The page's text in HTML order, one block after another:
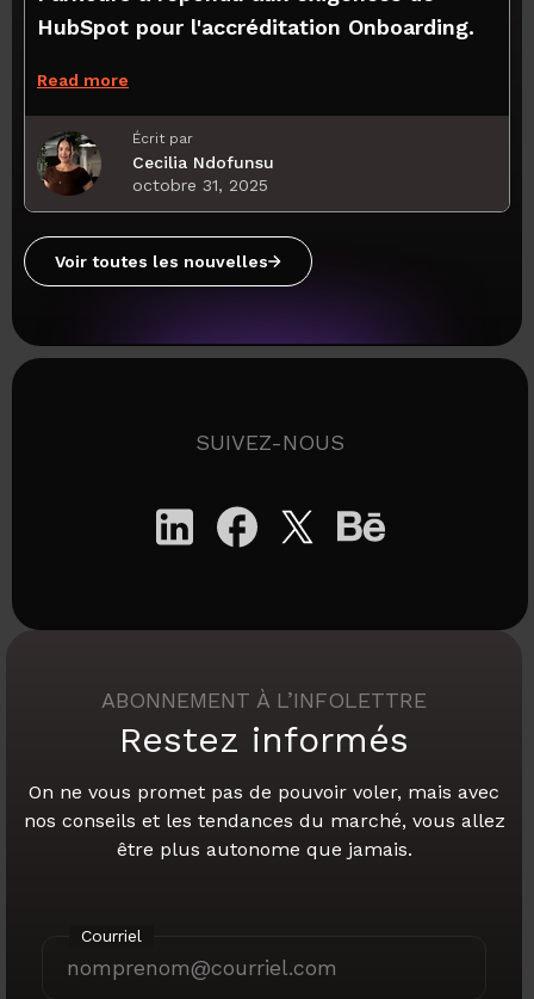
HubSpot pour l'accréditation Onboarding.
Read more
Écrit par
Cecilia Ndofunsu
octobre 31, 2025
Voir toutes les nouvelles
SUIVEZ-NOUS
ABONNEMENT À L’INFOLETTRE
Restez informés
On ne vous promet pas de pouvoir voler, mais avec
nos conseils et les tendances du marché, vous allez
être plus autonome que jamais.
Courriel